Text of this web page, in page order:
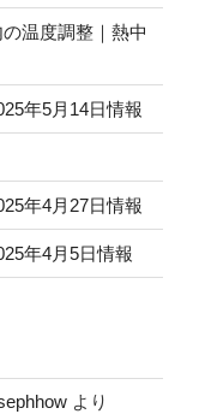
温度調整｜熱中
年5月14日情報
年4月27日情報
年4月5日情報
より